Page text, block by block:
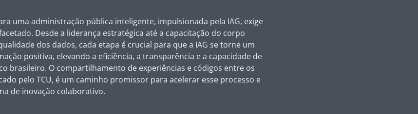
uma administração pública inteligente, impulsionada pela IAG, exige
Desde a liderança estratégica até a capacitação do corpo
dos dados, cada etapa é crucial para que a IAG se torne um
positiva, elevando a eficiência, a transparência e a capacidade de
brasileiro. O compartilhamento de experiências e códigos entre os
pelo TCU, é um caminho promissor para acelerar esse processo e
de inovação colaborativo.